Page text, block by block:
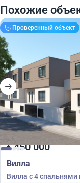
Похожие
Проверенный объект
€450 000
Вилла
Вилла с 4